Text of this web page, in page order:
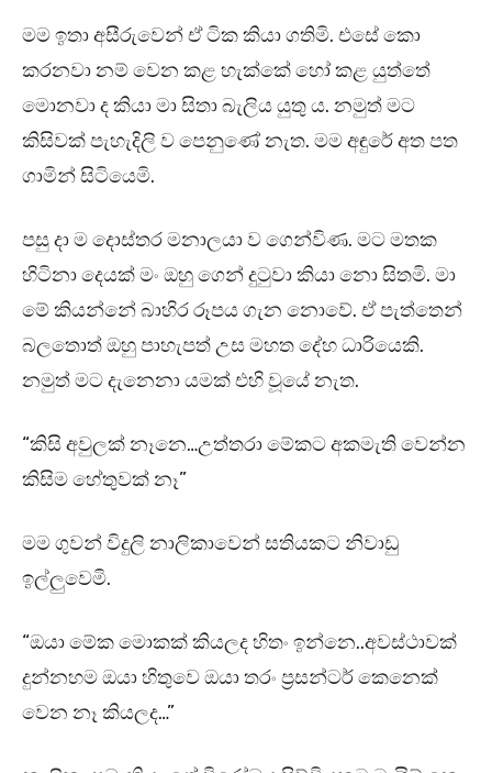
මම ඉතා අසීරුවෙන් ඒ ටික කියා ගතිමි. එසේ කො
කරනවා නම් වෙන කළ හැක්කේ හෝ කළ යුත්තේ
මොනවා ද කියා මා සිතා බැලිය යුතු ය. නමුත් මට
කිසිවක් පැහැදිලි ව පෙනුණේ නැත. මම අඳුරේ අත පත
ගාමින් සිටියෙමි.
පසු දා ම දොස්තර මනාලයා ව ගෙන්විණ. මට මතක
හිටිනා දෙයක් මං ඔහු ගෙන් දුටුවා කියා නො සිතමි. මා
මේ කියන්නේ බාහිර රූපය ගැන නොවේ. ඒ පැත්තෙන්
බලතොත් ඔහු පාහැපත් උස මහත දේහ ධාරියෙකි.
නමුත් මට දැනෙනා යමක් එහි වූයේ නැත.
“කිසි අවුලක් නෑනෙ…උත්තරා මේකට අකමැති වෙන්න
කිසිම හේතුවක් නෑ”
මම ගුවන් විදුලි නාලිකාවෙන් සතියකට නිවාඩු
ඉල්ලුවෙමි.
“ඔයා මේක මොකක් කියලද හිතං ඉන්නෙ..අවස්ථාවක්
දුන්නහම ඔයා හිතුවෙ ඔයා තරං ප්‍රසන්ටර් කෙනෙක්
වෙන නෑ කියලද…”